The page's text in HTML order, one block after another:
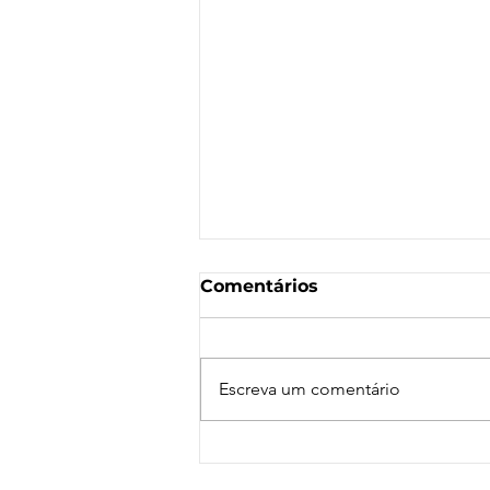
Comentários
Escreva um comentário